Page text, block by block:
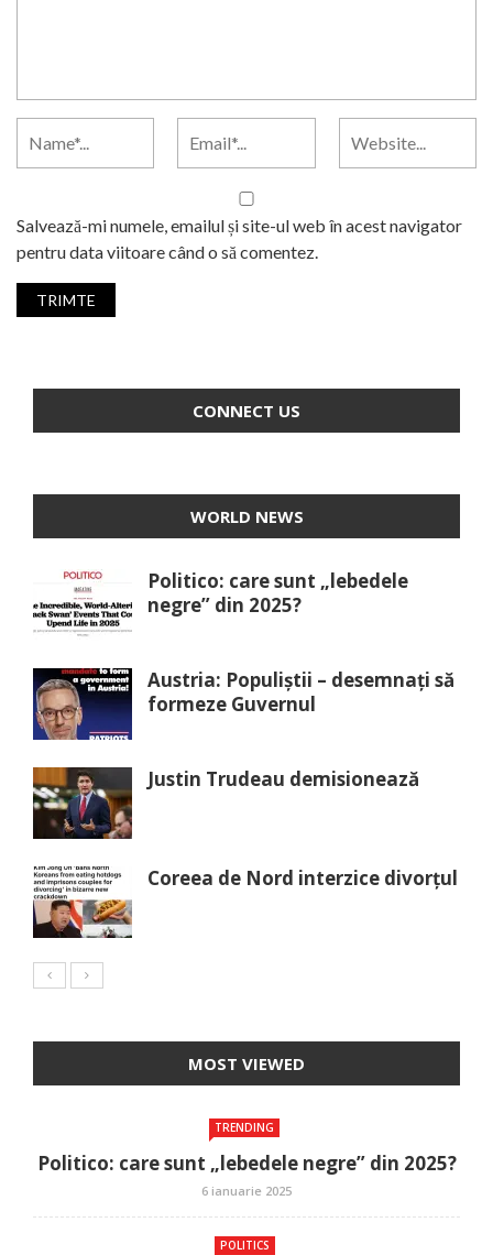
Salvează-mi numele, emailul și site-ul web în acest navigator
pentru data viitoare când o să comentez.
CONNECT US
WORLD NEWS
Politico: care sunt „lebedele
negre” din 2025?
Austria: Populiștii – desemnați să
formeze Guvernul
Justin Trudeau demisionează
Coreea de Nord interzice divorțul
MOST VIEWED
TRENDING
Politico: care sunt „lebedele negre” din 2025?
6 ianuarie 2025
POLITICS